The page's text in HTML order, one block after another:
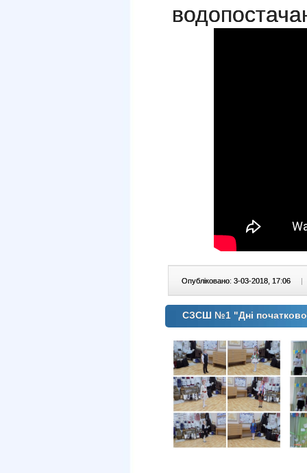
Опубліковано: 3-03-2018, 17:06 |
СЗСШ №1 "Дні